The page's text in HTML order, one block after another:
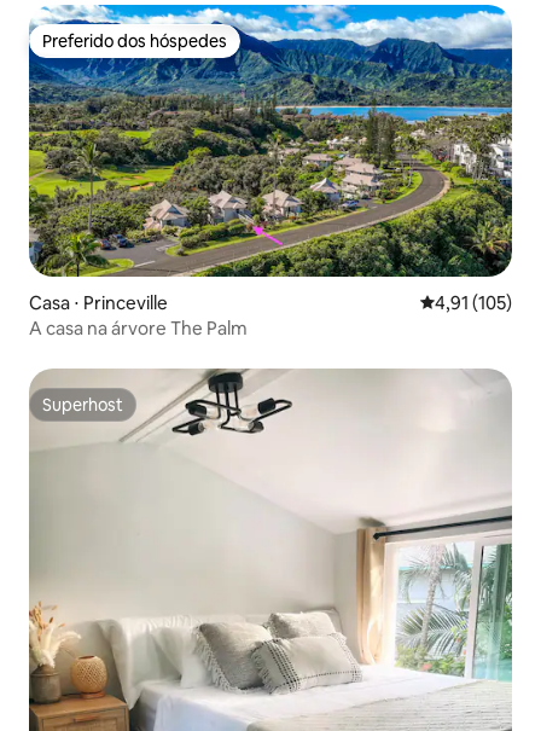
Preferido dos hóspedes
Preferido dos hóspedes
Casa ⋅ Princeville 4,91 de uma
4,91 (105)
A casa na árvore The Palm
Superhost
Superhost